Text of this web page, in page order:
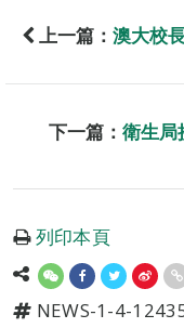
上一篇： 澳大校
下一篇： 衛生局
列印本頁
NEWS-1-4-